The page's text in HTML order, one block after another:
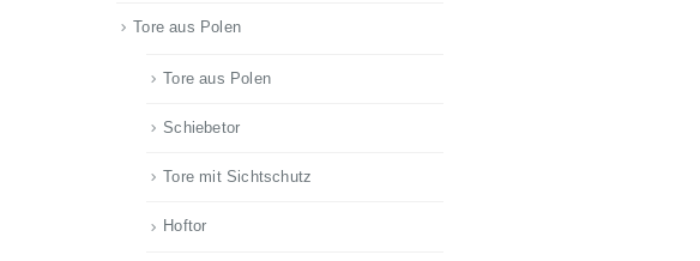
Tore aus Polen
Tore aus Polen
Schiebetor
Tore mit Sichtschutz
Hoftor